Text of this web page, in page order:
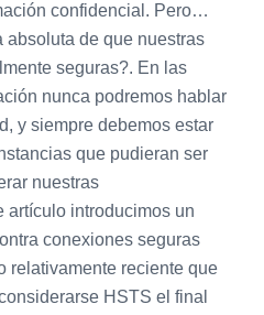
confidencial. Pero…
de que nuestras
seguras?. En las
nunca podremos hablar
y siempre debemos estar
que pudieran ser
nuestras
artículo introducimos un
conexiones seguras
relativamente reciente que
HSTS el final